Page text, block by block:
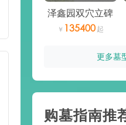
泽鑫园双穴立碑
135400
更多墓
购墓指南推